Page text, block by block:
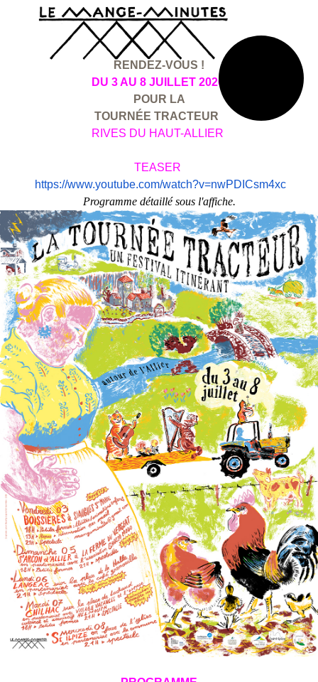
RENDEZ-VOUS !
DU 3 AU 8 JUILLET 2026
POUR LA
TOURNÉE TRACTEUR
RIVES DU HAUT-ALLIER
TEASER
https://www.youtube.com/watch?v=nwPDICsm4xc
Programme détaillé sous l'affiche.